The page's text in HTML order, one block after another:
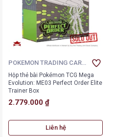
POKEMON TRADING CARD
GAME
Hộp thẻ bài Pokémon TCG Mega
Evolution: ME03 Perfect Order Elite
Trainer Box
2.779.000 ₫
Liên hệ